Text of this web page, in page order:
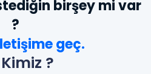
birşey mi var
?
geç.
?